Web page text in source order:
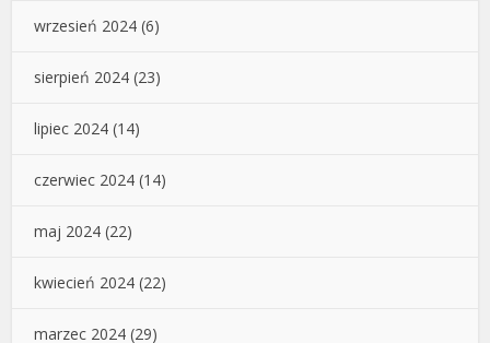
wrzesień 2024 (6)
sierpień 2024 (23)
lipiec 2024 (14)
czerwiec 2024 (14)
maj 2024 (22)
kwiecień 2024 (22)
marzec 2024 (29)